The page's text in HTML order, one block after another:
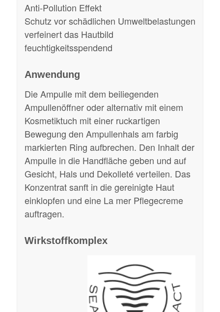
Anti-Pollution Effekt
Schutz vor schädlichen Umweltbelastungen
verfeinert das Hautbild
feuchtigkeitsspendend
Anwendung
Die Ampulle mit dem beiliegenden
Ampullenöffner oder alternativ mit einem
Kosmetiktuch mit einer ruckartigen
Bewegung den Ampullenhals am farbig
markierten Ring aufbrechen. Den Inhalt der
Ampulle in die Handfläche geben und auf
Gesicht, Hals und Dekolleté verteilen. Das
Konzentrat sanft in die gereinigte Haut
einklopfen und eine La mer Pflegecreme
auftragen.
Wirkstoffkomplex